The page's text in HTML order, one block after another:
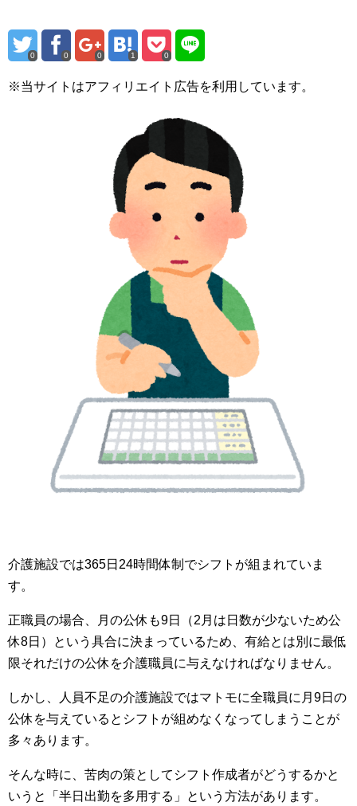
0 0 0 1 0
※当サイトはアフィリエイト広告を利用しています。
介護施設では365日24時間体制でシフトが組まれていま
す。
正職員の場合、月の公休も9日（2月は日数が少ないため公
休8日）という具合に決まっているため、有給とは別に最低
限それだけの公休を介護職員に与えなければなりません。
しかし、人員不足の介護施設ではマトモに全職員に月9日の
公休を与えているとシフトが組めなくなってしまうことが
多々あります。
そんな時に、苦肉の策としてシフト作成者がどうするかと
いうと「半日出勤を多用する」という方法があります。